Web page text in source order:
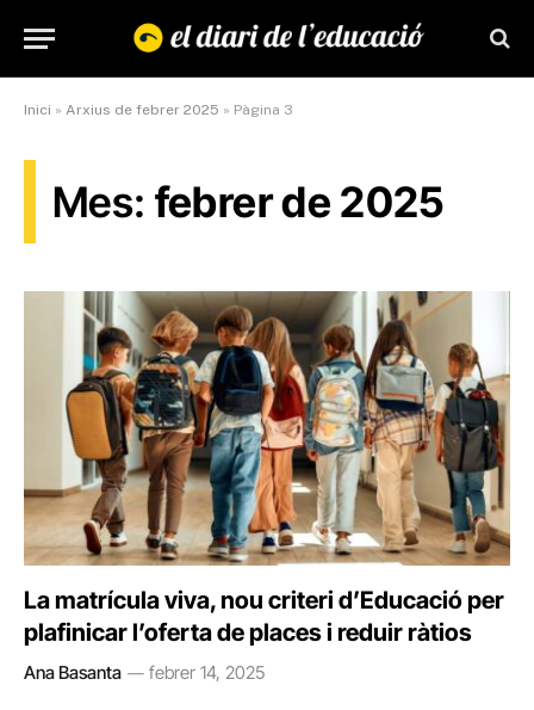
Inici » Arxius de febrer 2025 » Pàgina 3
Mes: febrer de 2025
La matrícula viva, nou criteri d’Educació per
plafinicar l’oferta de places i reduir ràtios
Ana Basanta febrer 14, 2025